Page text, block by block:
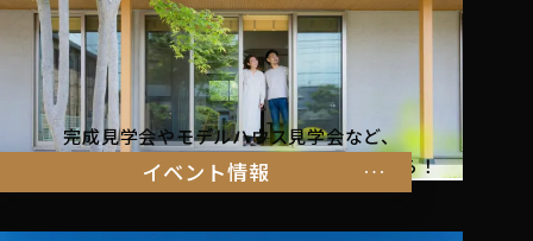
イベント情報
完成見学会やモデルハウス見学会など、
暮らしを体感できるイベント情報はこちらから！